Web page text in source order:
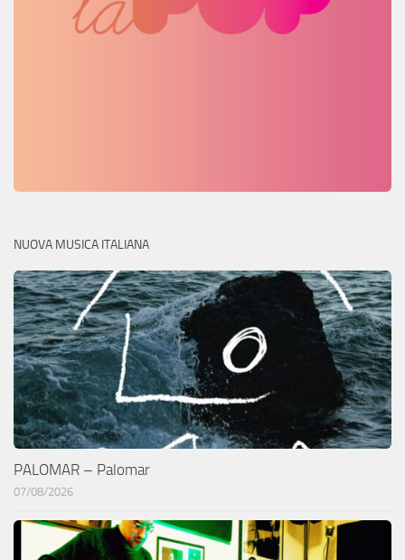
NUOVA MUSICA ITALIANA
PALOMAR – Palomar
07/08/2026